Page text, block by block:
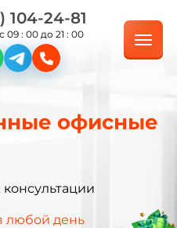
104-24-81
09 : 00 до 21 : 00
офисные
любой день